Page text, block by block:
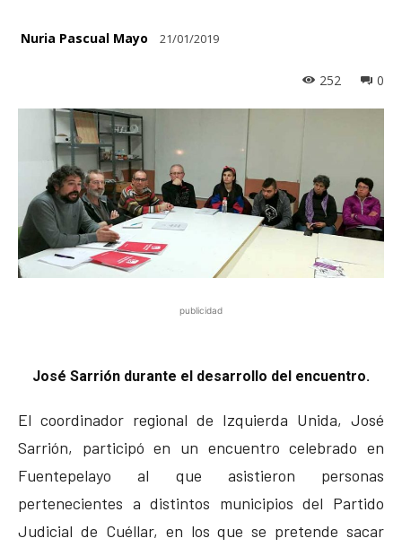
Nuria Pascual Mayo 21/01/2019
0
252
publicidad
José Sarrión durante el desarrollo del encuentro.
El coordinador regional de Izquierda Unida, José
Sarrión, participó en un encuentro celebrado en
Fuentepelayo al que asistieron personas
pertenecientes a distintos municipios del Partido
Judicial de Cuéllar, en los que se pretende sacar